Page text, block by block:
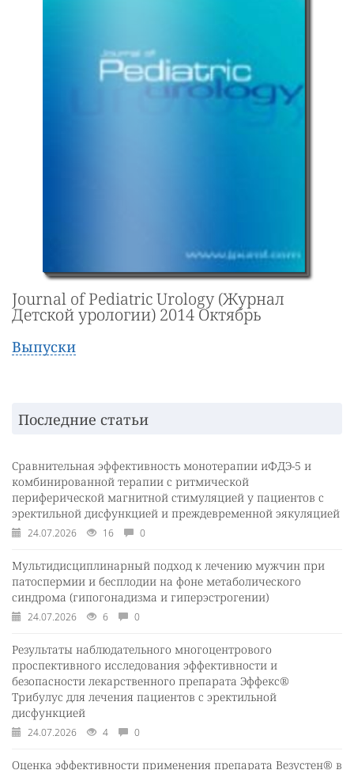
Journal of Pediatric Urology (Журнал
Детской урологии) 2014 Октябрь
Выпуски
Последние статьи
Сравнительная эффективность монотерапии иФДЭ-5 и
комбинированной терапии с ритмической
периферической магнитной стимуляцией у пациентов с
эректильной дисфункцией и преждевременной эякуляцией
24.07.2026 16 0
Мультидисциплинарный подход к лечению мужчин при
патоспермии и бесплодии на фоне метаболического
синдрома (гипогонадизма и гиперэстрогении)
24.07.2026 6 0
Результаты наблюдательного многоцентрового
проспективного исследования эффективности и
безопасности лекарственного препарата Эффекс®
Трибулус для лечения пациентов с эректильной
дисфункцией
24.07.2026 4 0
Оценка эффективности применения препарата Везустен® в